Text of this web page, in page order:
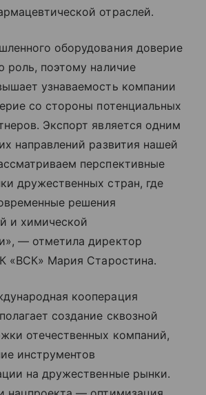
отраслей.
оборудования доверие
роль, поэтому наличие
узнаваемость компании
со стороны потенциальных
Экспорт является одним
направлений развития нашей
перспективные
дружественных стран, где
решения
и химической
— отметила директор
«ВСК» Мария Старостина.
кооперация
создание сквозной
отечественных компаний,
инструментов
на дружественные рынки.